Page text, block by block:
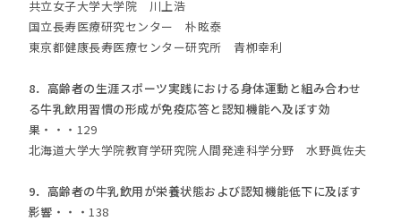
共立女子大学大学院 川上浩
国立長寿医療研究センター 朴眩泰
東京都健康長寿医療センター研究所 青栁幸利
8．高齢者の生涯スポーツ実践における身体運動と組み合わせ
る牛乳飲用習慣の形成が免疫応答と認知機能へ及ぼす効
果 ・・・129
北海道大学大学院教育学研究院人間発達科学分野 水野眞佐夫
9．高齢者の牛乳飲用が栄養状態および認知機能低下に及ぼす
影響 ・・・138